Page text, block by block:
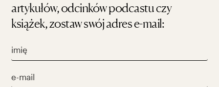
artykułów, odcinków podcastu czy
książek, zostaw swój adres e-mail: